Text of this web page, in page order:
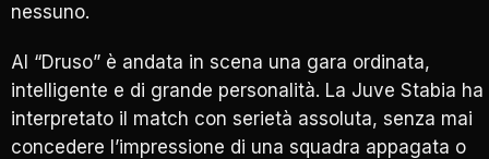
nessuno.
Al “Druso” è andata in scena una gara ordinata,
intelligente e di grande personalità. La Juve Stabia ha
interpretato il match con serietà assoluta, senza mai
concedere l’impressione di una squadra appagata o